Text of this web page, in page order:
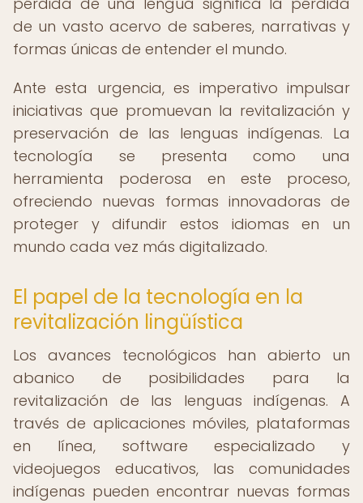
de un vasto acervo de saberes, narrativas y
formas únicas de entender el mundo.
Ante esta urgencia, es imperativo impulsar
iniciativas que promuevan la revitalización y
preservación de las lenguas indígenas. La
tecnología se presenta como una
herramienta poderosa en este proceso,
ofreciendo nuevas formas innovadoras de
proteger y difundir estos idiomas en un
mundo cada vez más digitalizado.
El papel de la tecnología en la
revitalización lingüística
Los avances tecnológicos han abierto un
abanico de posibilidades para la
revitalización de las lenguas indígenas. A
través de aplicaciones móviles, plataformas
en línea, software especializado y
videojuegos educativos, las comunidades
indígenas pueden encontrar nuevas formas